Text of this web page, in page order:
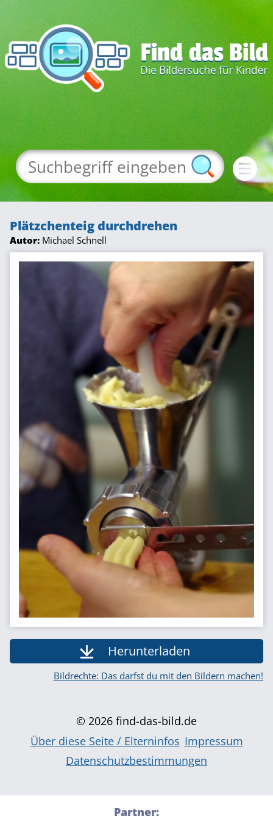
Plätzchenteig durchdrehen
Autor: Michael Schnell
Herunterladen
Bildrechte: Das darfst du mit den Bildern machen!
© 2026 find-das-bild.de
Über diese Seite / Elterninfos Impressum
Datenschutzbestimmungen
Partner: